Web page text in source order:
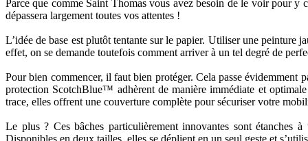
Parce que comme Saint Thomas vous avez besoin de le voir pour
dépassera largement toutes vos attentes !
L’idée de base est plutôt tentante sur le papier. Utiliser une
effet, on se demande toutefois comment arriver à un tel degré de
Pour bien commencer, il faut bien protéger. Cela passe évidemment
protection ScotchBlue™ adhèrent de manière immédiate et
trace, elles offrent une couverture complète pour sécuriser votre
Le plus ? Ces bâches particulièrement innovantes sont étanches